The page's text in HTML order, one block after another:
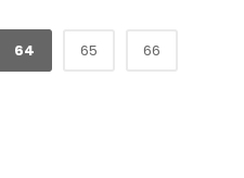
64 65 66